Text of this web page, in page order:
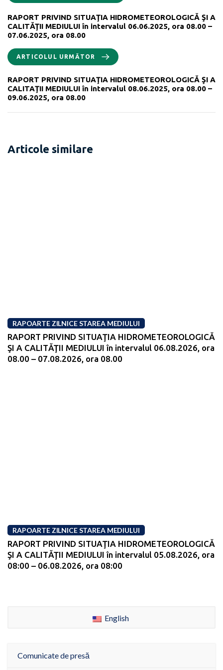
RAPORT PRIVIND SITUAŢIA HIDROMETEOROLOGICĂ ŞI A
CALITĂŢII MEDIULUI în intervalul 06.06.2025, ora 08.00 –
07.06.2025, ora 08.00
ARTICOLUL URMĂTOR
RAPORT PRIVIND SITUAŢIA HIDROMETEOROLOGICĂ ŞI A
CALITAŢII MEDIULUI în intervalul 08.06.2025, ora 08.00 –
09.06.2025, ora 08.00
Articole similare
RAPOARTE ZILNICE STAREA MEDIULUI
RAPORT PRIVIND SITUAŢIA HIDROMETEOROLOGICĂ
ŞI A CALITĂŢII MEDIULUI în intervalul 06.08.2026, ora
08.00 – 07.08.2026, ora 08.00
RAPOARTE ZILNICE STAREA MEDIULUI
RAPORT PRIVIND SITUAŢIA HIDROMETEOROLOGICĂ
ŞI A CALITĂŢII MEDIULUI în intervalul 05.08.2026, ora
08:00 – 06.08.2026, ora 08:00
English
Comunicate de presă